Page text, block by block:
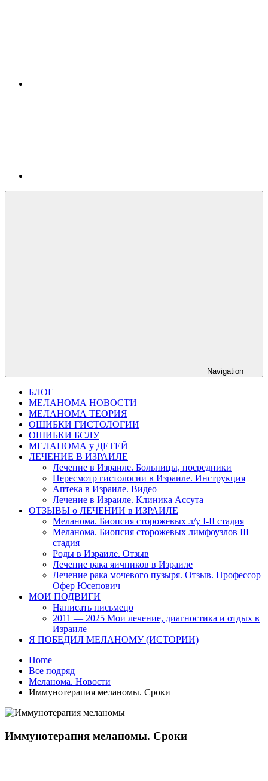
Navigation
БЛОГ
МЕЛАНОМА НОВОСТИ
МЕЛАНОМА ТЕОРИЯ
ОШИБКИ ГИСТОЛОГИИ
ОШИБКИ БСЛУ
МЕЛАНОМА у ДЕТЕЙ
ЛЕЧЕНИЕ В ИЗРАИЛЕ
Лечение в Израиле. Больницы, посредники
Пересмотр гистологии в Израиле. Инструкция
Аптека в Израиле. Видео
Лечение в Израиле. Клиника Ассута
ОТЗЫВЫ о ЛЕЧЕНИИ в ИЗРАИЛЕ
Меланома. Биопсия сторожевых л/у I-II стадия
Меланома. Биопсия сторожевых лимфоузлов III
стадия
Роды в Израиле. Отзыв
Лечение рака яичников в Израиле
Лечение рака мочевого пузыря. Отзыв. Профессор
Офер Юсепович
МОИ ПОДВИГИ
Написать письмецо
2011 — 2025 Мои лечение, диагностика и отдых в
Израиле
Я ПОБЕДИЛ МЕЛАНОМУ (ИСТОРИИ)
Home
Все подряд
Меланома. Новости
Иммунотерапия меланомы. Сроки
Иммунотерапия меланомы. Сроки